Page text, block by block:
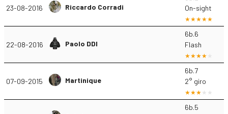
23-08-2016 Riccardo Corradi
On-sight
22-08-2016 Paolo DDI
6b.6
Flash
07-09-2015 Martinique
6b.7
2° giro
6b.5